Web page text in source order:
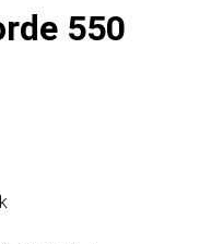
550